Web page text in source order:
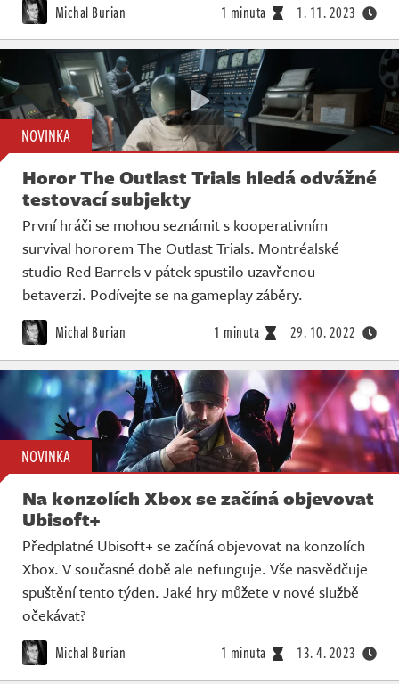
Michal Burian 1 minuta 1. 11. 2023
NOVINKA
Horor The Outlast Trials hledá odvážné
testovací subjekty
První hráči se mohou seznámit s kooperativním
survival hororem The Outlast Trials. Montréalské
studio Red Barrels v pátek spustilo uzavřenou
betaverzi. Podívejte se na gameplay záběry.
Michal Burian 1 minuta 29. 10. 2022
NOVINKA
Na konzolích Xbox se začíná objevovat
Ubisoft+
Předplatné Ubisoft+ se začíná objevovat na konzolích
Xbox. V současné době ale nefunguje. Vše nasvědčuje
spuštění tento týden. Jaké hry můžete v nové službě
očekávat?
Michal Burian 1 minuta 13. 4. 2023